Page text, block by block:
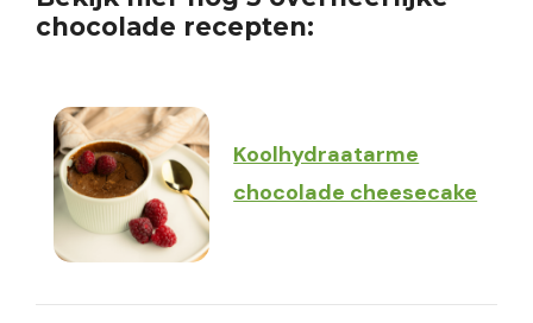
chocolade recepten:
Koolhydraatarme
chocolade cheesecake